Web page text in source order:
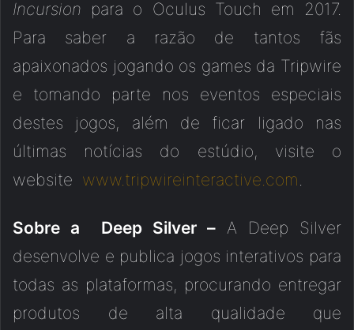
Incursion para o Oculus Touch em 2017.
Para saber a razão de tantos fãs
apaixonados jogando os games da Tripwire
e tomando parte nos eventos especiais
destes jogos, além de ficar ligado nas
últimas notícias do estúdio, visite o
website www.tripwireinteractive.com
Sobre a Deep Silver – A Deep Silver
desenvolve e publica jogos interativos para
todas as plataformas, procurando entregar
produtos de alta qualidade que